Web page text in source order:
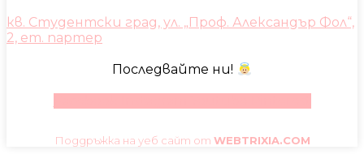
кв. Студентски град, ул. „Проф. Александър Фол“,
2, ет. партер
Последвайте ни!
Поддръжка на уеб сайт от WEBTRIXIA.COM